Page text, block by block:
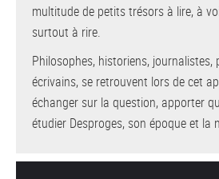
multitude de petits trésors à lire, à
surtout à rire.
Philosophes, historiens, journalistes,
écrivains, se retrouvent lors de cet
échanger sur la question, apporter
étudier Desproges, son époque et la